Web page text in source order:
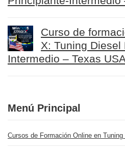
Curso de
X: Tuning
Intermedio – Texas
Menú Principal
Cursos de Formación Online en Tuning